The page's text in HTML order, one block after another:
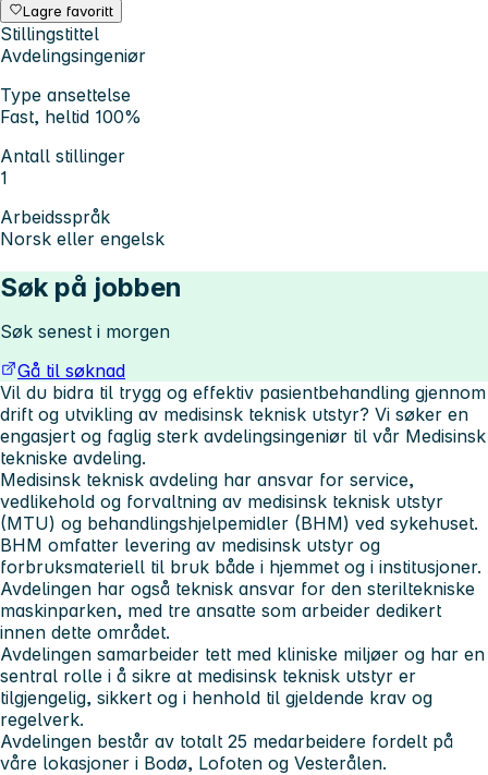
Lagre favoritt
Stillingstittel
Avdelingsingeniør
Type ansettelse
Fast, heltid 100%
Antall stillinger
1
Arbeidsspråk
Norsk eller engelsk
Søk på jobben
Søk senest i morgen
Gå til søknad
Vil du bidra til trygg og effektiv pasientbehandling gjennom
drift og utvikling av medisinsk teknisk utstyr? Vi søker en
engasjert og faglig sterk avdelingsingeniør til vår Medisinsk
tekniske avdeling.
Medisinsk teknisk avdeling har ansvar for service,
vedlikehold og forvaltning av medisinsk teknisk utstyr
(MTU) og behandlingshjelpemidler (BHM) ved sykehuset.
BHM omfatter levering av medisinsk utstyr og
forbruksmateriell til bruk både i hjemmet og i institusjoner.
Avdelingen har også teknisk ansvar for den steriltekniske
maskinparken, med tre ansatte som arbeider dedikert
innen dette området.
Avdelingen samarbeider tett med kliniske miljøer og har en
sentral rolle i å sikre at medisinsk teknisk utstyr er
tilgjengelig, sikkert og i henhold til gjeldende krav og
regelverk.
Avdelingen består av totalt 25 medarbeidere fordelt på
våre lokasjoner i Bodø, Lofoten og Vesterålen.